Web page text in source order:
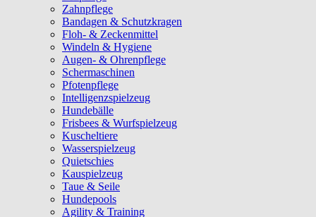
Zahnpflege
Bandagen & Schutzkragen
Floh- & Zeckenmittel
Windeln & Hygiene
Augen- & Ohrenpflege
Schermaschinen
Pfotenpflege
Intelligenzspielzeug
Hundebälle
Frisbees & Wurfspielzeug
Kuscheltiere
Wasserspielzeug
Quietschies
Kauspielzeug
Taue & Seile
Hundepools
Agility & Training